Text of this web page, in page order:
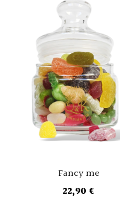
Fancy me
22,90 €